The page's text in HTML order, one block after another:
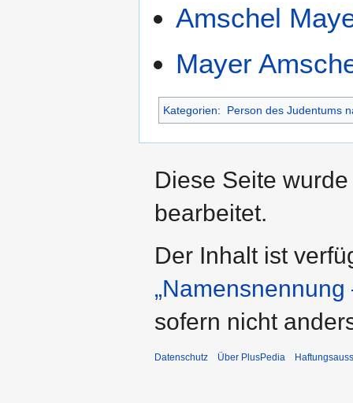
Amschel
Mayer
Kategorien: Person des Judentums
Diese Seite
bearbeitet.
Der Inhalt ist
sofern nicht
Datenschutz Über PlusPedia